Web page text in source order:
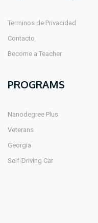
Terminos de Privacidad
Contacto
Become a Teacher
PROGRAMS
Nanodegree Plus
Veterans
Georgia
Self-Driving Car